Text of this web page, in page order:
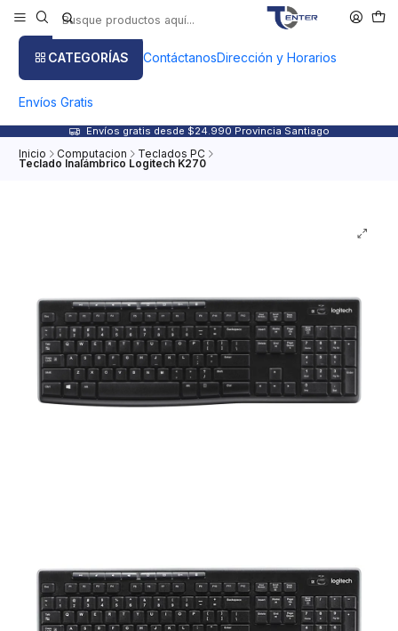
CATEGORÍAS ContáctanosDirección y Horarios
Envíos Gratis
Envíos gratis desde $24.990 Provincia Santiago
Inicio Computacion Teclados PC
Teclado Inalámbrico Logitech K270